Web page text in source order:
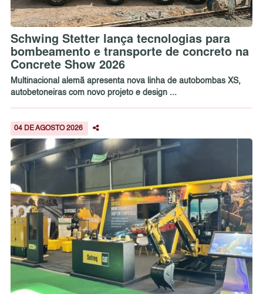
Schwing Stetter lança tecnologias para
bombeamento e transporte de concreto na
Concrete Show 2026
Multinacional alemã apresenta nova linha de autobombas XS,
autobetoneiras com novo projeto e design ...
04 DE AGOSTO 2026